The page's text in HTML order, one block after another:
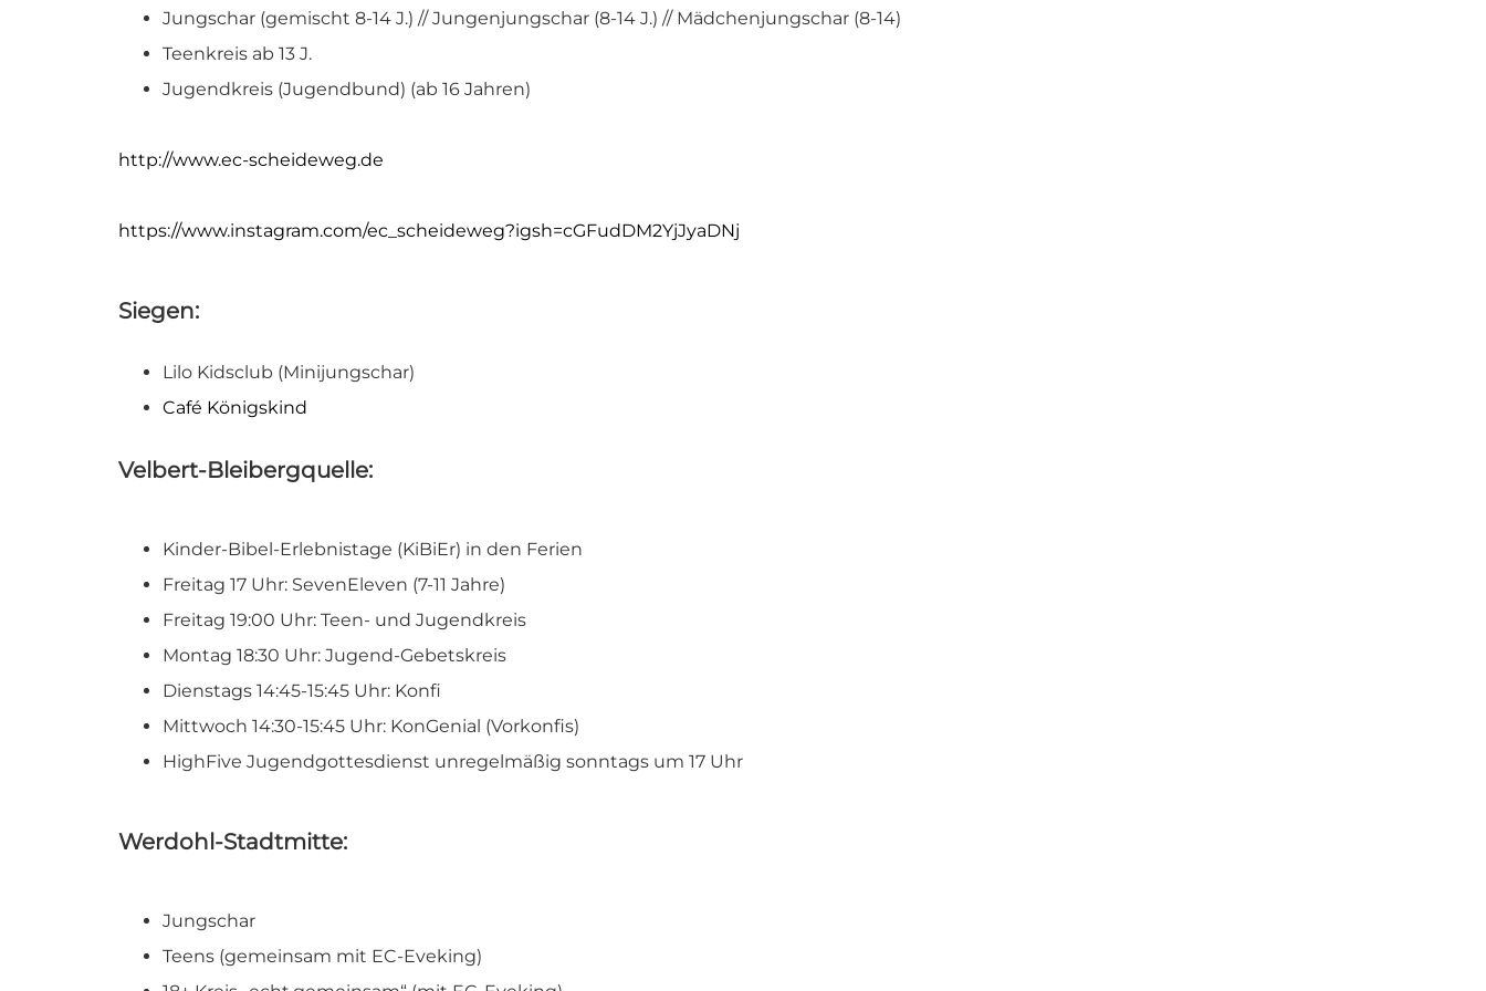
Jungschar (gemischt 8-14 J.) // Jungenjungschar (8-14 J.) // Mädchenjungschar (8-14)
Teenkreis ab 13 J.
Jugendkreis (Jugendbund) (ab 16 Jahren)
http://www.ec-scheideweg.de
https://www.instagram.com/ec_scheideweg?igsh=cGFudDM2YjJyaDNj
Siegen:
Lilo Kidsclub (Minijungschar)
Café Königskind
Velbert-Bleibergquelle:
Kinder-Bibel-Erlebnistage (KiBiEr) in den Ferien
Freitag 17 Uhr: SevenEleven (7-11 Jahre)
Freitag 19:00 Uhr: Teen- und Jugendkreis
Montag 18:30 Uhr: Jugend-Gebetskreis
Dienstags 14:45-15:45 Uhr: Konfi
Mittwoch 14:30-15:45 Uhr: KonGenial (Vorkonfis)
HighFive Jugendgottesdienst unregelmäßig sonntags um 17 Uhr
Werdohl-Stadtmitte:
Jungschar
Teens (gemeinsam mit EC-Eveking)